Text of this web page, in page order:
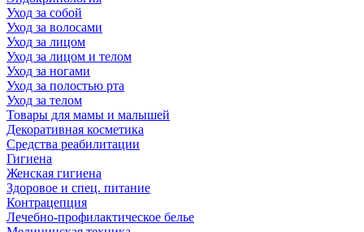
Уход за собой
Уход за волосами
Уход за лицом
Уход за лицом и телом
Уход за ногами
Уход за полостью рта
Уход за телом
Товары для мамы и малышей
Декоративная косметика
Средства реабилитации
Гигиена
Женская гигиена
Здоровое и спец. питание
Контрацепция
Лечебно-профилактическое белье